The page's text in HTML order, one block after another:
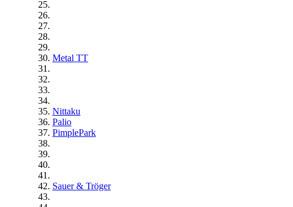
Metal TT
Nittaku
Palio
PimplePark
Sauer & Tröger